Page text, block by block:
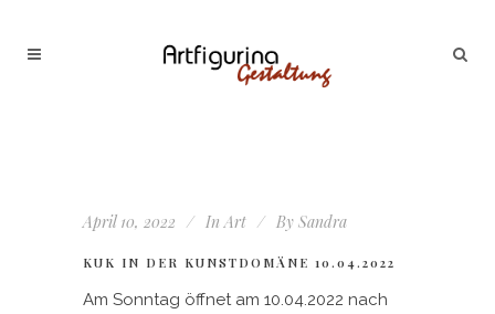
April 10, 2022 In Art By Sandra
KUK IN DER KUNSTDOMÄNE 10.04.2022
Am Sonntag öffnet am 10.04.2022 nach